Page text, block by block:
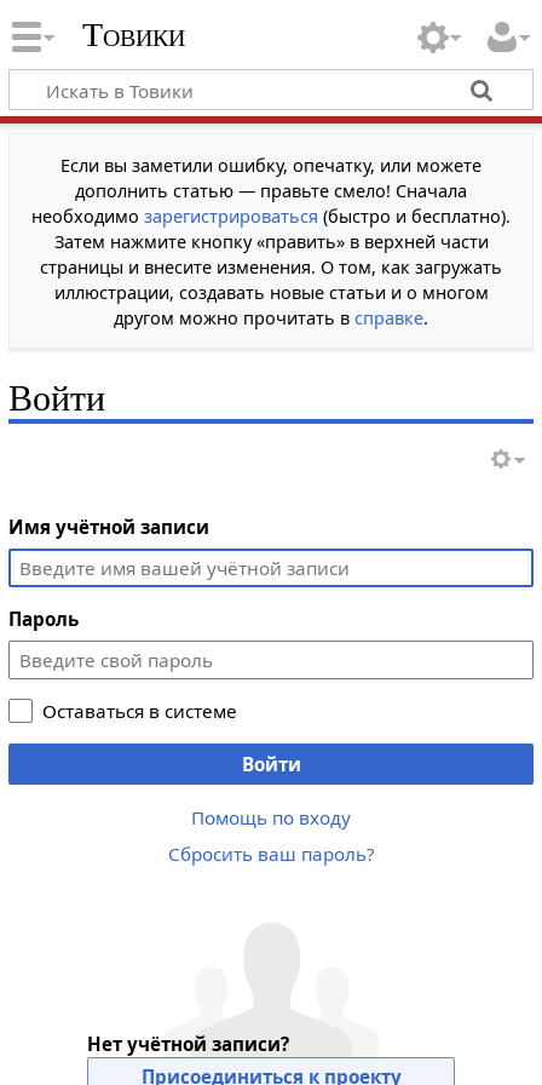
Товики
Если вы заметили ошибку, опечатку, или можете
дополнить статью — правьте смело! Сначала
необходимо зарегистрироваться (быстро и бесплатно).
Затем нажмите кнопку «править» в верхней части
страницы и внесите изменения. О том, как загружать
иллюстрации, создавать новые статьи и о многом
другом можно прочитать в справке.
Войти
Имя учётной записи
Пароль
Оставаться в системе
Войти
Помощь по входу
Сбросить ваш пароль?
Нет учётной записи?
Присоединиться к проекту